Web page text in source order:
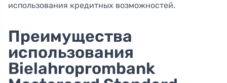
использования кредитных возможностей.
Преимущества
использования
Bielahroprombank